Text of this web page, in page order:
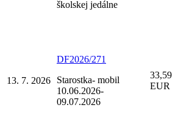
školskej jedálne
13. 7. 2026
DF2026/271
Starostka- mobil
10.06.2026-
09.07.2026
33,59
EUR